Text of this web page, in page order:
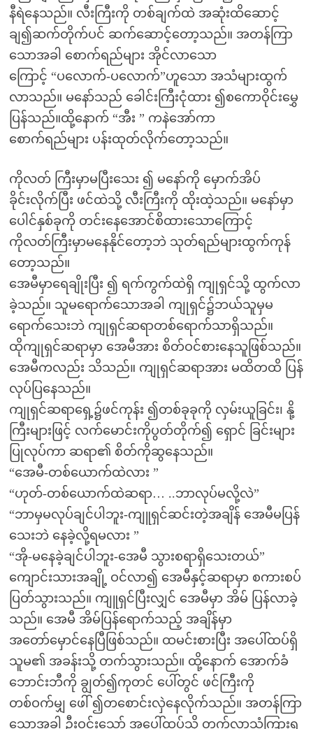
နီရဲနေသည်။ လီးကြီးကို တစ်ချက်ထဲ အဆုံးထိဆောင့်
ချ၍ဆက်တိုက်ပင် ဆက်ဆောင့်တော့သည်။ အတန်ကြာ
သောအခါ စောက်ရည်များ အိုင်လာသော
ကြောင့် “ပလောက်-ပလောက်”ဟူသော အသံများထွက်
လာသည်။ မနော်သည် ခေါင်းကြီးငုံထား ၍စကောဝိုင်းမွှေ
ပြန်သည်။ထို့နောက် “အီး ” ကနဲအော်ကာ
စောက်ရည်များ ပန်းထုတ်လိုက်တော့သည်။
ကိုလတ် ကြီးမှာမပြီးသေး ၍ မနော်ကို မှောက်အိပ်
ခိုင်းလိုက်ပြီး ဖင်ထဲသို့ လီးကြီးကို ထိုးထဲ့သည်။ မနော်မှာ
ပေါင်နှစ်ခုကို တင်းနေအောင်စိထားသောကြောင့်
ကိုလတ်ကြီးမှာမနေနိုင်တော့ဘဲ သုတ်ရည်များထွက်ကုန်
တော့သည်။
အေမီမှာရေချိုးပြီး ၍ ရက်ကွက်ထဲရှိ ကျုရှင်သို့ ထွက်လာ
ခဲ့သည်။ သူမရောက်သောအခါ ကျုရှင်၌ဘယ်သူမှမ
ရောက်သေးဘဲ ကျုရှင်ဆရာတစ်ရောက်သာရှိသည်။
ထိုကျုရှင်ဆရာမှာ အေမီအား စိတ်ဝင်စားနေသူဖြစ်သည်။
အေမီကလည်း သိသည်။ ကျုရှင်ဆရာအား မထိတထိ ပြန်
လုပ်ပြနေသည်။
ကျုရှင်ဆရာရှေ့၌ဖင်ကုန်း ၍တစ်ခုခုကို လှမ်းယူခြင်း၊ နို့
ကြီးများဖြင့် လက်မောင်းကိုပွတ်တိုက်၍ ရှောင် ခြင်းများ
ပြုလုပ်ကာ ဆရာ၏ စိတ်ကိုဆွနေသည်။
“အေမီ-တစ်ယောက်ထဲလား ”
“ဟုတ်-တစ်ယောက်ထဲဆရာ… ..ဘာလုပ်မလို့လဲ”
“ဘာမှမလုပ်ချင်ပါဘူး-ကျူရှင်ဆင်းတဲ့အချိန် အေမီမပြန်
သေးဘဲ နေခဲ့လို့ရမလား ”
“အို-မနေခဲ့ချင်ပါဘူး-အေမီ သွားစရာရှိသေးတယ်”
ကျောင်းသားအချို့ ဝင်လာ၍ အေမီနှင့်ဆရာမှာ စကားစပ်
ပြတ်သွားသည်။ ကျူရှင်ပြီးလျှင် အေမီမှာ အိမ် ပြန်လာခဲ့
သည်။ အေမီ အိမ်ပြန်ရောက်သည့် အချိန်မှာ
အတော်မှောင်နေပြီဖြစ်သည်။ ထမင်းစားပြီး အပေါ်ထပ်ရှိ
သူမ၏ အခန်းသို့ တက်သွားသည်။ ထို့နောက် အောက်ခံ
ဘောင်းဘီကို ချွတ်၍ကုတင် ပေါ်တွင် ဖင်ကြီးကို
တစ်ဝက်မျှ ဖေါ် ၍တစောင်းလှဲနေလိုက်သည်။ အတန်ကြာ
သောအခါ ဦးဝင်းသော် အပေါ်ထပ်သို့ တက်လာသံကြားရ